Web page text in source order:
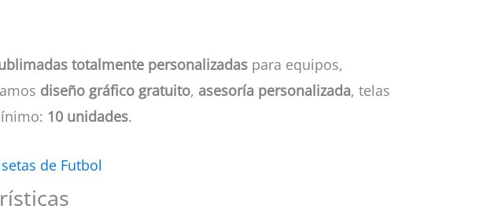
totalmente personalizadas para equipos,
diseño gráfico gratuito, asesoría personalizada, telas
10 unidades.
de Futbol